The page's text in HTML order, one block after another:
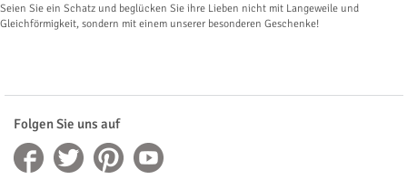
Seien Sie ein Schatz und beglücken Sie ihre Lieben nicht mit Langeweile und
Gleichförmigkeit, sondern mit einem unserer besonderen Geschenke!
Folgen Sie uns auf